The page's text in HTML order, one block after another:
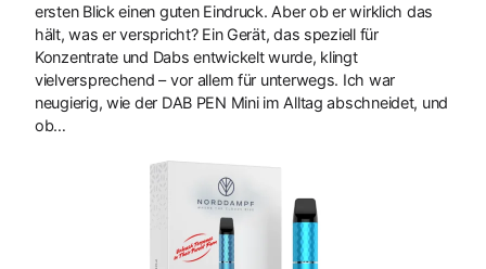
ersten Blick einen guten Eindruck. Aber ob er wirklich das
hält, was er verspricht? Ein Gerät, das speziell für
Konzentrate und Dabs entwickelt wurde, klingt
vielversprechend – vor allem für unterwegs. Ich war
neugierig, wie der DAB PEN Mini im Alltag abschneidet, und
ob…